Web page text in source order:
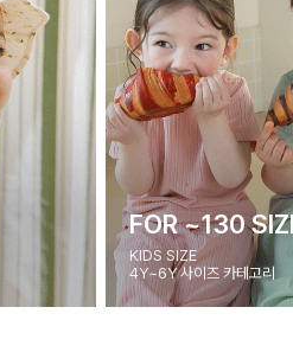
FOR ~130
KIDS SIZE
4Y~6Y 사이즈 카테고리